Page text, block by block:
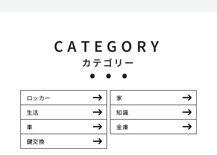
CATEGORY
カテゴリー
ロッカー
家
生活
知識
車
金庫
鍵交換